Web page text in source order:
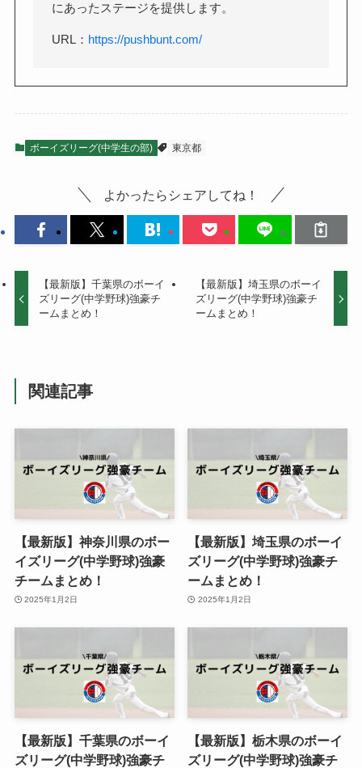
にあったステージを提供します。
URL： https://pushbunt.com/
ボーイズリーグ(中学生の部) 東京都
よかったらシェアしてね！
【最新版】千葉県のボーイ
ズリーグ(中学野球)強豪チ
ームまとめ！
【最新版】埼玉県のボーイ
ズリーグ(中学野球)強豪チ
ームまとめ！
関連記事
【最新版】神奈川県のボー
イズリーグ(中学野球)強豪
チームまとめ！
2025年1月2日
【最新版】埼玉県のボーイ
ズリーグ(中学野球)強豪チ
ームまとめ！
2025年1月2日
【最新版】千葉県のボーイ
ズリーグ(中学野球)強豪チ
【最新版】栃木県のボーイ
ズリーグ(中学野球)強豪チ